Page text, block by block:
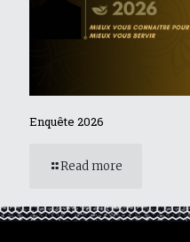
Enquête 2026
Read more